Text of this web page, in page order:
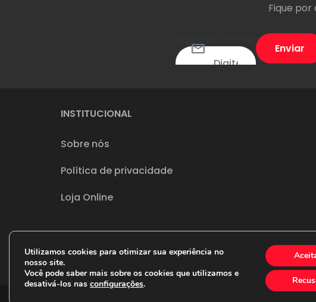
Fique por
INSTITUCIONAL
Sobre nós
Política de privacidade
Loja Online
CNPJ 36.996.649/0001-51 IE
Utilizamos cookies para otimizar sua experiência no
nosso site.
Você pode saber mais sobre os cookies que utilizamos e
desativá-los nas configurações.